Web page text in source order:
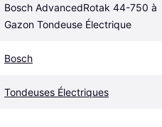
Bosch AdvancedRotak 44-750 à
Gazon Tondeuse Électrique
Bosch
Tondeuses Électriques